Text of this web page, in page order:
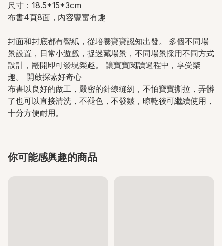
尺寸：18.5*15*3cm
布書4頁8面，內容豐富有趣
封面和封底都有響紙，從培養寶寶認知出發。 多個不同場
景設置，日常小遊戲，捉迷藏場景，不同場景採用不同方式
設計，翻開即可發現樂趣。 讓寶寶閱讀過程中，享受樂
趣。 開啟探索好奇心
布書以良好的做工，嚴密的針線縫紉，不怕寶寶撕拉，弄髒
了也可以直接清洗，不褪色，不發皺，晾乾後可繼續使用，
十分方便耐用。
你可能感興趣的商品